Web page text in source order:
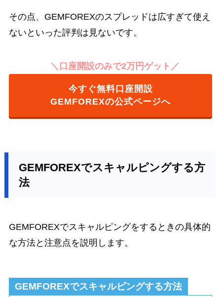
その点、GEMFOREXのスプレッドは広すぎて使え
ないといった評判は見ないです。
＼口座開設のみで2万円ゲット／
今すぐ無料口座開設
GEMFOREXの公式ページへ
GEMFOREXでスキャルピングする方
法
GEMFOREXでスキャルピングをするときの具体的
な方法と注意点を説明します。
GEMFOREXでスキャルピングする方法